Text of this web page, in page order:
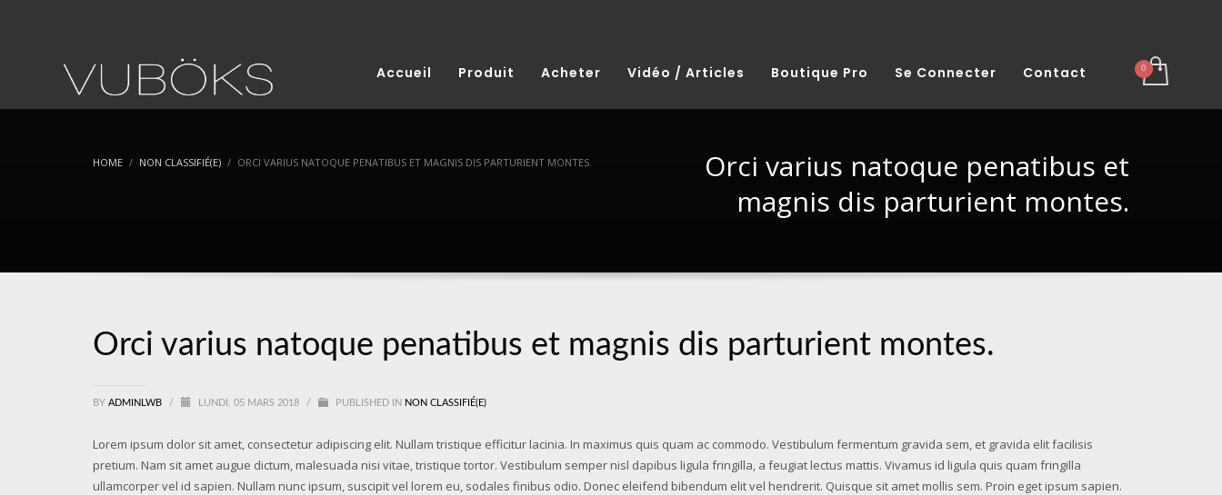
Accueil Produit Acheter Vidéo / Articles Boutique Pro Se Connecter Contact
HOME NON CLASSIFIÉ(E) ORCI VARIUS NATOQUE PENATIBUS ET MAGNIS DIS PARTURIENT MONTES.
Orci varius natoque penatibus et
magnis dis parturient montes.
Orci varius natoque penatibus et magnis dis parturient montes.
BY ADMINLWB / LUNDI, 05 MARS 2018 / PUBLISHED IN NON CLASSIFIÉ(E)
Lorem ipsum dolor sit amet, consectetur adipiscing elit. Nullam tristique efficitur lacinia. In maximus quis quam ac commodo. Vestibulum fermentum gravida sem, et gravida elit facilisis
pretium. Nam sit amet augue dictum, malesuada nisi vitae, tristique tortor. Vestibulum semper nisl dapibus ligula fringilla, a feugiat lectus mattis. Vivamus id ligula quis quam fringilla
ullamcorper vel id sapien. Nullam nunc ipsum, suscipit vel lorem eu, sodales finibus odio. Donec eleifend bibendum elit vel hendrerit. Quisque sit amet mollis sem. Proin eget ipsum sapien.